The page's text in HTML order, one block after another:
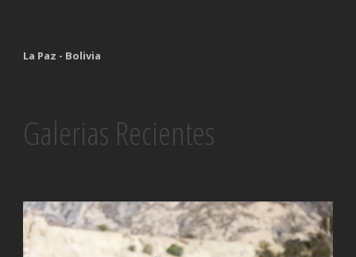
La Paz - Bolivia
Galerias Recientes